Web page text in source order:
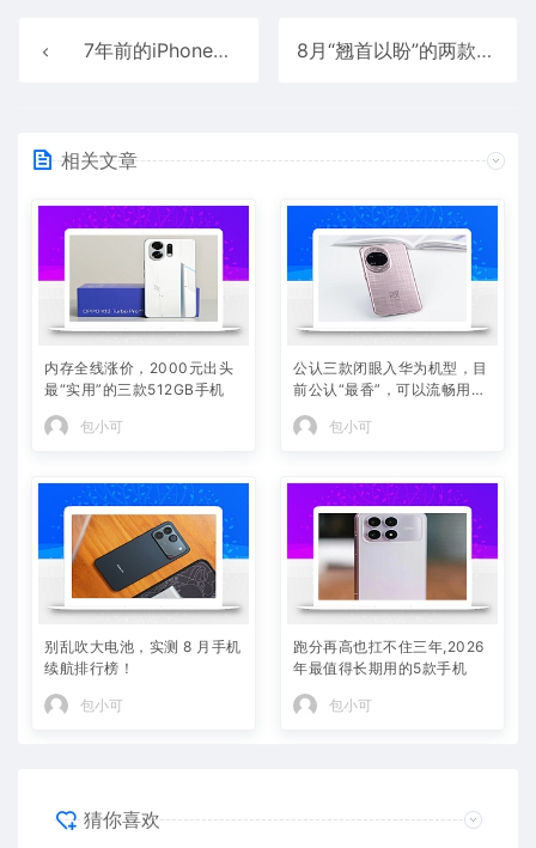
7年前的iPhone凭什么被炒成千元神机！二手iPhone XS受年轻人追捧 比安卓旗舰更好用 8月“翘首以盼”的两款新手机
相关文章
内存全线涨价，2000元出头
最“实用”的三款512GB手机
包小可
公认三款闭眼入华为机型，目
前公认“最香”，可以流畅用四
年
包小可
别乱吹大电池，实测 8 月手机
续航排行榜！
包小可
跑分再高也扛不住三年,2026
年最值得长期用的5款手机
包小可
猜你喜欢